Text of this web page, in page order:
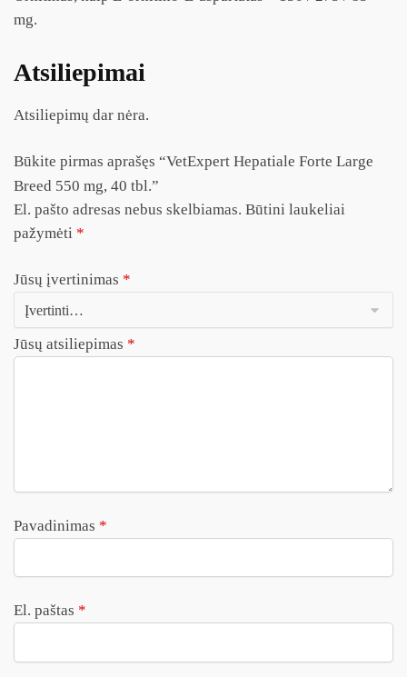
mg.
Atsiliepimai
Atsiliepimų dar nėra.
Būkite pirmas aprašęs “VetExpert Hepatiale Forte Large
Breed 550 mg, 40 tbl.”
El. pašto adresas nebus skelbiamas. Būtini laukeliai
pažymėti *
Jūsų įvertinimas *
Jūsų atsiliepimas *
Pavadinimas *
El. paštas *